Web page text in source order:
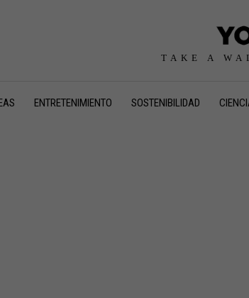
TAKE A
ENTRETENIMIENTO SOSTENIBILIDAD